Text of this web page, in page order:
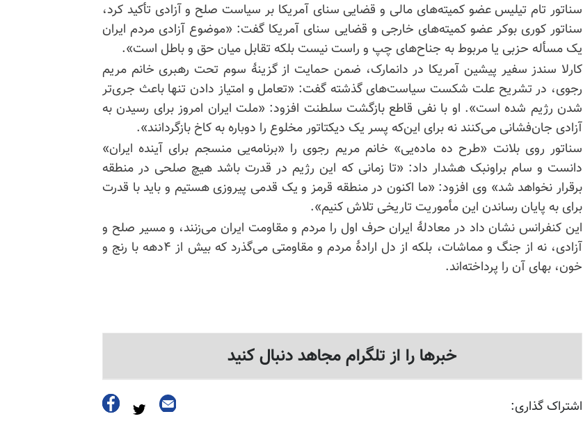
سناتور تام تیلیس عضو کمیته‌های مالی و قضایی سنای آمریکا بر سیاست صلح و آزادی تأکید کرد،
سناتور کوری بوکر عضو کمیته‌های خارجی و قضایی سنای آمریکا گفت: «موضوع آزادی مردم ایران
یک مسأله حزبی یا مربوط به جناح‌های چپ و راست نیست بلکه تقابل میان حق و باطل است».
کارلا سندز سفیر پیشین آمریکا در دانمارک، ضمن حمایت از گزینهٔ سوم تحت رهبری خانم مریم
رجوی، در تشریح علت شکست سیاست‌های گذشته گفت: «تعامل و امتیاز دادن تنها باعث جری‌تر
شدن رژیم شده است». او با نفی قاطع بازگشت سلطنت افزود: «ملت ایران امروز برای رسیدن به
آزادی جان‌فشانی می‌کنند نه برای این‌که پسر یک دیکتاتور مخلوع را دوباره به کاخ بازگردانند».
سناتور روی بلانت «طرح ده ماده‌یی» خانم مریم رجوی را «برنامه‌یی منسجم برای آینده ایران»
دانست و سام براونبک هشدار داد: «تا زمانی که این رژیم در قدرت باشد هیچ صلحی در منطقه
برقرار نخواهد شد» وی افزود: «ما اکنون در منطقه قرمز و یک قدمی پیروزی هستیم و باید با قدرت
برای به پایان رساندن این مأموریت تاریخی تلاش کنیم».
این کنفرانس نشان داد در معادلهٔ ایران حرف اول را مردم و مقاومت ایران می‌زنند، و مسیر صلح و
آزادی، نه از جنگ و مماشات، بلکه از دل ارادهٔ مردم و مقاومتی می‌گذرد کهبیش‌ از
۴دهه با رنج و
خون، بهای آن را پرداخته‌اند.
خبرها را از تلگرام مجاهد دنبال کنید
اشتراک گذاری: